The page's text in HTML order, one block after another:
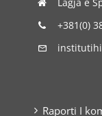
+381(0)
Raporti I